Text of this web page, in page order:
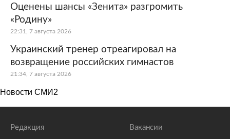
Оценены шансы «Зенита» разгромить
«Родину»
22:31, 7 августа 2026
Украинский тренер отреагировал на
возвращение российских гимнастов
21:34, 7 августа 2026
Новости СМИ2
Редакция Вакансии